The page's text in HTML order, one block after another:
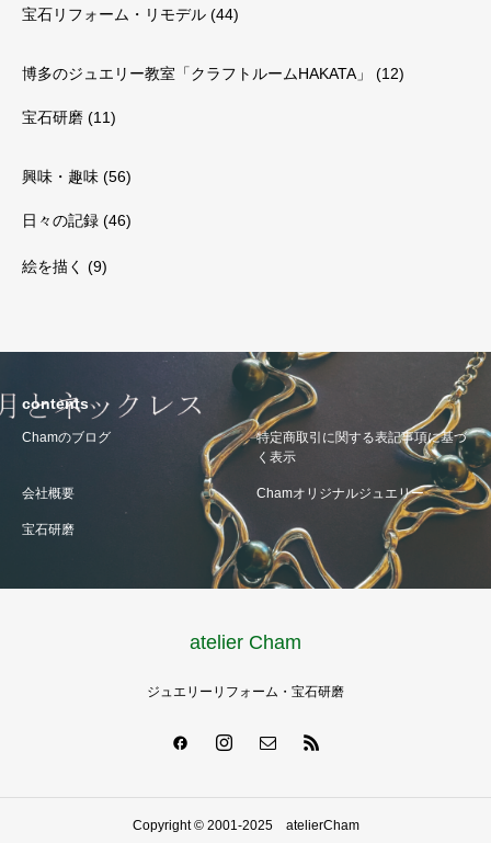
宝石リフォーム・リモデル (44)
博多のジュエリー教室「クラフトルームHAKATA」 (12)
宝石研磨 (11)
興味・趣味 (56)
日々の記録 (46)
絵を描く (9)
contents
Chamのブログ
特定商取引に関する表記事項に基づ
く表示
会社概要 Chamオリジナルジュエリー
宝石研磨
atelier Cham
ジュエリーリフォーム・宝石研磨
Copyright © 2001-2025 atelierCham